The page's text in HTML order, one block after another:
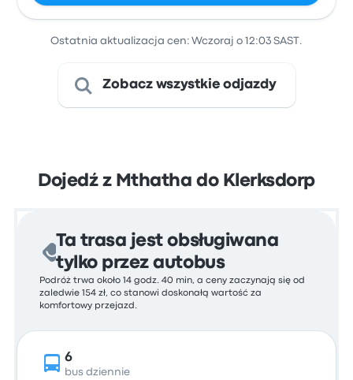
Ostatnia aktualizacja cen: Wczoraj o 12:03 SAST.
Zobacz wszystkie odjazdy
Dojedź z Mthatha do Klerksdorp
Ta trasa jest obsługiwana
tylko przez autobus
Podróż trwa około 14 godz. 40 min, a ceny zaczynają się od
zaledwie 154 zł, co stanowi doskonałą wartość za
komfortowy przejazd.
6
bus dziennie